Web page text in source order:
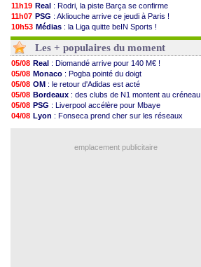
11h19 Real : Rodri, la piste Barça se confirme
11h07 PSG : Akliouche arrive ce jeudi à Paris !
10h53 Médias : la Liga quitte beIN Sports !
10h36 PSG: pas d'inquiétude pour Rafael Pol
10h13
Real : ça se complique pour Rodri !
09h51 Barça: Ferran Torres donne son feu vert au ...
09h32
FIFA : des excuses après le projet
09h11
Abha: c'est fait pour Fekir (officiel)
08h57
Real: réponse imminente de Vinicius
08h39
Arsenal: Nørgaard transféré à Everton (off.)
08h22
Al-Ahli: Deschamps a discuté !
00h06
PSG : Luis Enrique satisfait malgré tout
: une offre de Fulham pour Aït Boudlal
Les + populaires du moment
05/08 Real : Diomandé arrive pour 140 M€ !
05/08 Monaco : Pogba pointé du doigt
05/08 OM : le retour d'Adidas est acté
05/08 Bordeaux : des clubs de N1 montent au créneau
05/08 PSG : Liverpool accélère pour Mbaye
04/08 Lyon : Fonseca prend cher sur les réseaux
emplacement publicitaire